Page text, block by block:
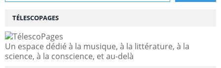
TÉLESCOPAGES
Un espace dédié à la musique, à la littérature, à la
science, à la conscience, et au-delà